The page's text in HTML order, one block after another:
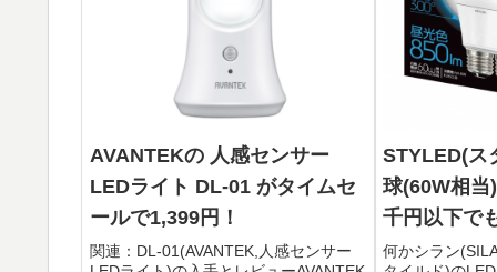
AVANTEKの 人感センサー
LEDライト DL-01 がタイムセ
ールで1,399円！
関連：DL-01(AVANTEK,人感センサー
STYLED(ス
球(60W相当
千円以下で
たり378円
何かシラン